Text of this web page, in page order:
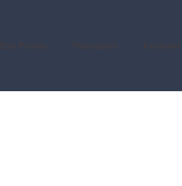
Die Praxis Therapien